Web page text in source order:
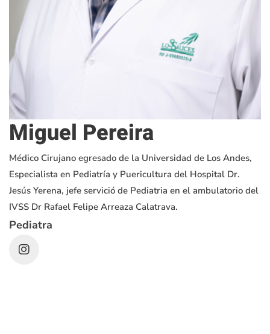
Miguel Pereira
Médico Cirujano egresado de la Universidad de Los Andes,
Especialista en Pediatría y Puericultura del Hospital Dr.
Jesús Yerena, jefe servició de Pediatria en el ambulatorio del
IVSS Dr Rafael Felipe Arreaza Calatrava.
Pediatra